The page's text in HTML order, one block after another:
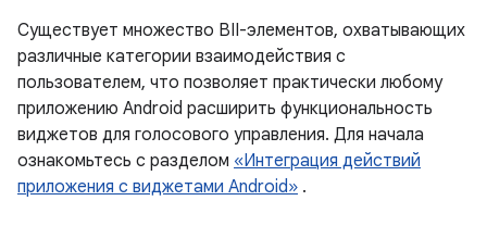
Существует множество BII-элементов, охватывающих
различные категории взаимодействия с
пользователем, что позволяет практически любому
приложению Android расширить функциональность
виджетов для голосового управления. Для начала
ознакомьтесь с разделом «Интеграция действий
приложения с виджетами Android» .